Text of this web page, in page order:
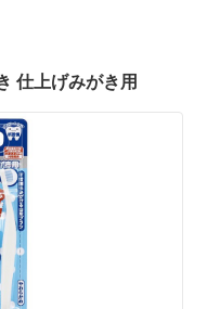
仕上げみがき用